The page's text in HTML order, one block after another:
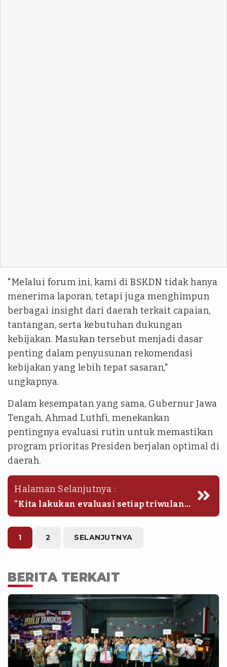
"Melalui forum ini, kami di BSKDN tidak hanya
menerima laporan, tetapi juga menghimpun
berbagai insight dari daerah terkait capaian,
tantangan, serta kebutuhan dukungan
kebijakan. Masukan tersebut menjadi dasar
penting dalam penyusunan rekomendasi
kebijakan yang lebih tepat sasaran,"
ungkapnya.
Dalam kesempatan yang sama, Gubernur Jawa
Tengah, Ahmad Luthfi, menekankan
pentingnya evaluasi rutin untuk memastikan
program prioritas Presiden berjalan optimal di
daerah.
Halaman Selanjutnya :
"Kita lakukan evaluasi setiap triwulan.
Dengan evaluasi yang rutin, kita bisa
mengetahui hambatan yang terjadi di
lapangan sekaligus mencari solusi
secara bersama-sama," ujarnya.
1 2 SELANJUTNYA
BERITA TERKAIT